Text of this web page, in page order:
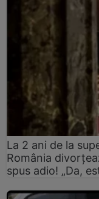
La 2 ani de la
România
spus adio! „Da,